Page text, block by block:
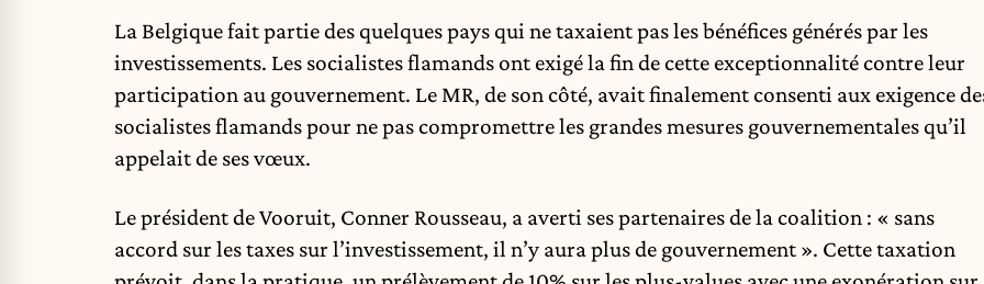
La Belgique fait partie des quelques pays qui ne taxaient pas les bénéfices générés par les
investissements. Les socialistes flamands ont exigé la fin de cette exceptionnalité contre leur
participation au gouvernement. Le MR, de son côté, avait finalement consenti aux exigence
socialistes flamands pour ne pas compromettre les grandes mesures gouvernementales qu’il
appelait de ses vœux.
Le président de Vooruit, Conner Rousseau, a averti ses partenaires de la coalition : « sans
accord sur les taxes sur l’investissement, il n’y aura plus de gouvernement ». Cette taxation